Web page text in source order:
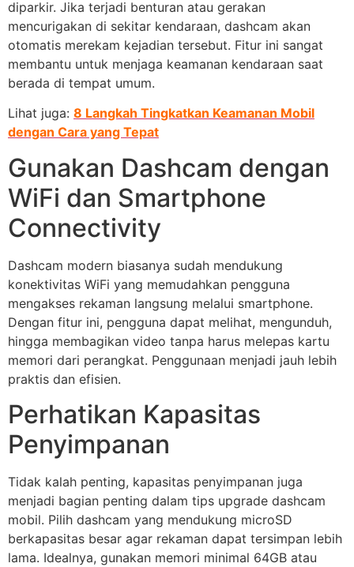
diparkir. Jika terjadi benturan atau gerakan
mencurigakan di sekitar kendaraan, dashcam akan
otomatis merekam kejadian tersebut. Fitur ini sangat
membantu untuk menjaga keamanan kendaraan saat
berada di tempat umum.
Lihat juga: 8 Langkah Tingkatkan Keamanan Mobil
dengan Cara yang Tepat
Gunakan Dashcam dengan
WiFi dan Smartphone
Connectivity
Dashcam modern biasanya sudah mendukung
konektivitas WiFi yang memudahkan pengguna
mengakses rekaman langsung melalui smartphone.
Dengan fitur ini, pengguna dapat melihat, mengunduh,
hingga membagikan video tanpa harus melepas kartu
memori dari perangkat. Penggunaan menjadi jauh lebih
praktis dan efisien.
Perhatikan Kapasitas
Penyimpanan
Tidak kalah penting, kapasitas penyimpanan juga
menjadi bagian penting dalam tips upgrade dashcam
mobil. Pilih dashcam yang mendukung microSD
berkapasitas besar agar rekaman dapat tersimpan lebih
lama. Idealnya, gunakan memori minimal 64GB atau